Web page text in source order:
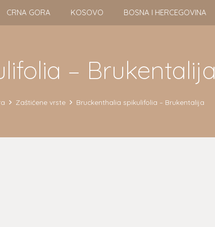
CRNA GORA KOSOVO BOSNA I HERCEGOVINA
– Brukentalija
Zaštićene vrste Bruckenthalia spikulifolia – Brukentalija